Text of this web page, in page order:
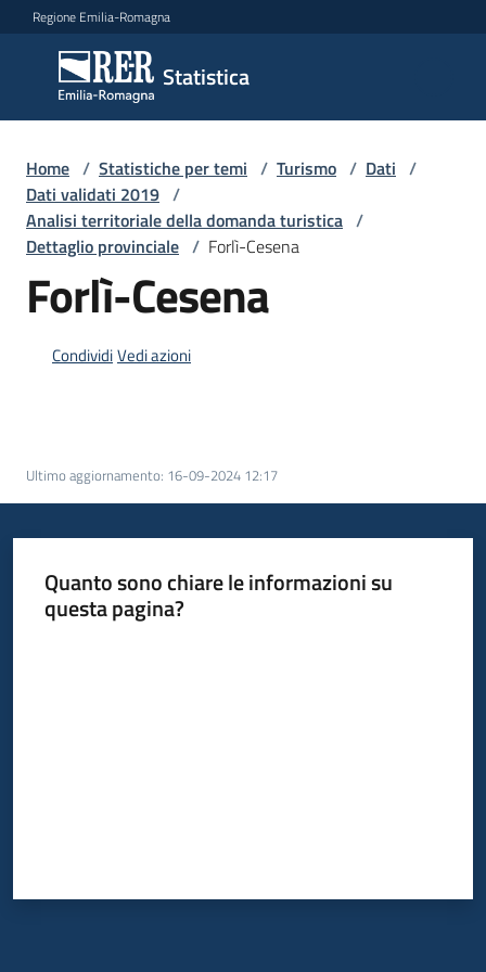
Vai al contenuto
Vai alla navigazione
Vai al footer
Regione Emilia-Romagna
Statistica
Statistica
Novità
Dati
per
temi
Metadati
Home / Statistiche per temi / Turismo / Dati /
Dati validati 2019 /
Analisi territoriale della domanda turistica /
Dettaglio provinciale / Forlì-Cesena
Forlì-Cesena
CondividiVedi azioni
Ultimo aggiornamento: 16-09-2024 12:17
Quanto sono chiare le informazioni su
questa pagina?